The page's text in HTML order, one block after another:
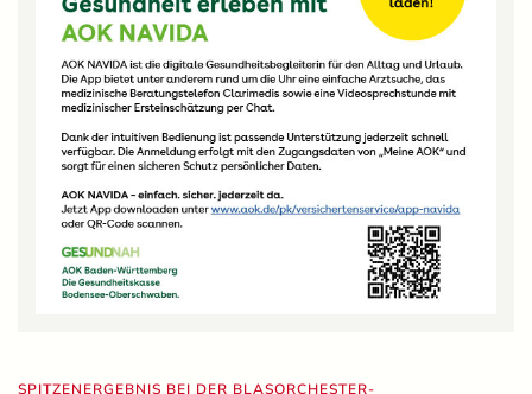
SPITZENERGEBNIS BEI DER BLASORCHESTER-